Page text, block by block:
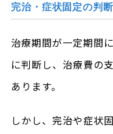
完治・症状固定の判
治療期間が一定期間
に判断し、治療費の
あります。
しかし、完治や症状